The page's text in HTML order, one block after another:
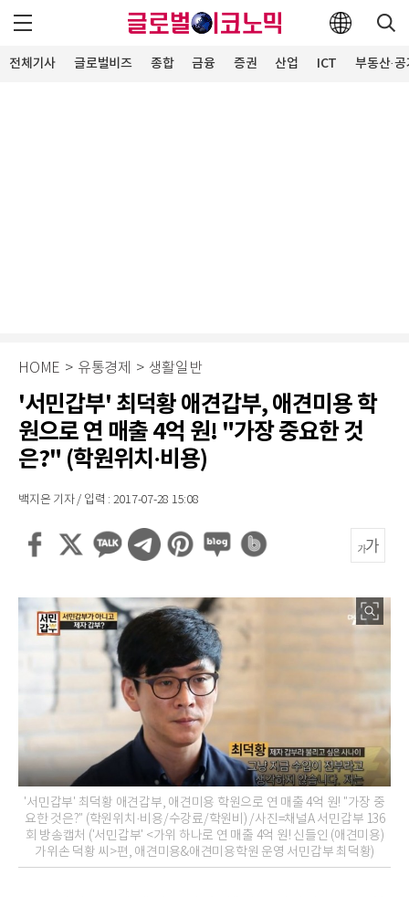
전체기사 글로벌비즈 종합 금융 증권 산업 ICT 부동산·
HOME > 유통경제 > 생활일반
'서민갑부' 최덕황 애견갑부, 애견미용 학
원으로 연 매출 4억 원! "가장 중요한 것
은?" (학원위치·비용)
백지은 기자 / 입력 : 2017-07-28 15:08
'서민갑부' 최덕황 애견갑부, 애견미용 학원으로 연 매출 4억 원! "가장 중
요한 것은?" (학원위치·비용/수강료/학원비) /사진=채널A 서민갑부 136
회 방송캡처 ('서민갑부' <가위 하나로 연 매출 4억 원! 신들인 (애견미용)
가위손 덕황 씨>편, 애견미용&애견미용학원 운영 서민갑부 최덕황)